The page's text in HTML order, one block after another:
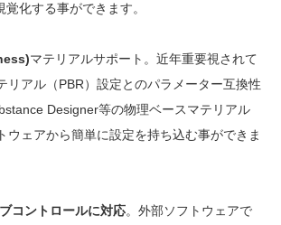
化する事ができます。
マテリアルサポート。近年重要視されて
リアル（PBR）設定とのパラメーター互換性
Designer等の物理ベースマテリアル
ウェアから簡単に設定を持ち込む事ができま
コントロールに対応。外部ソフトウェアで